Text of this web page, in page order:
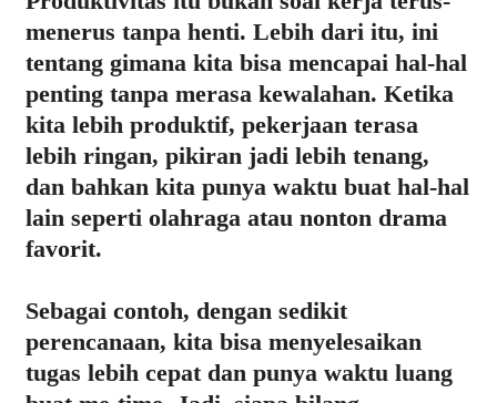
menerus tanpa henti. Lebih dari itu, ini
tentang gimana kita bisa mencapai hal-hal
penting tanpa merasa kewalahan. Ketika
kita lebih produktif, pekerjaan terasa
lebih ringan, pikiran jadi lebih tenang,
dan bahkan kita punya waktu buat hal-hal
lain seperti olahraga atau nonton drama
favorit.
Sebagai contoh, dengan sedikit
perencanaan, kita bisa menyelesaikan
tugas lebih cepat dan punya waktu luang